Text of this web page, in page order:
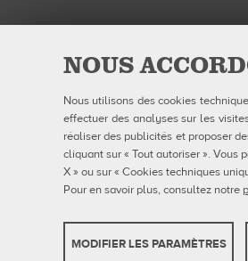
NOUS
Nous utilisons des cookies
effectuer des analyses sur les
réaliser des publicités et proposer
cliquant sur « Tout autoriser ». Vous
X » ou sur « Cookies techniques
Pour en savoir plus, consultez notre
MODIFIER LES PARAMÈTRES
40 rue Jacques Ibert
92300 Levallois-Perret:
Téléphone : 0140899470